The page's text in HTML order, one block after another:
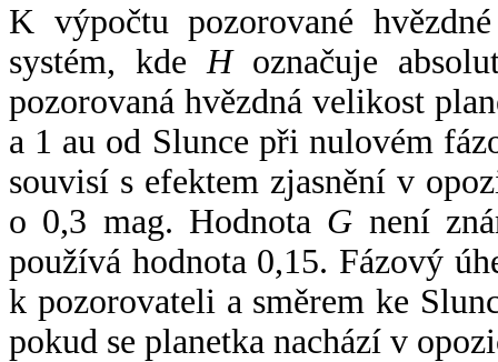
K výpočtu pozorované
systém, kde Hoznačuje
pozorovaná hvězdná velikost
a 1 au od Slunce při nulovém
souvisí s efektem zjasnění v
o 0,3 mag. Hodnota G není
používá hodnota 0,15. Fázový
k pozorovateli a směrem ke
pokud se planetka nachází v